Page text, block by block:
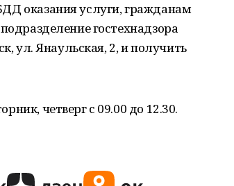
оказания услуги, гражданам
гостехнадзора
ул. Янаульская, 2, и получить
четверг с 09.00 до 12.30.